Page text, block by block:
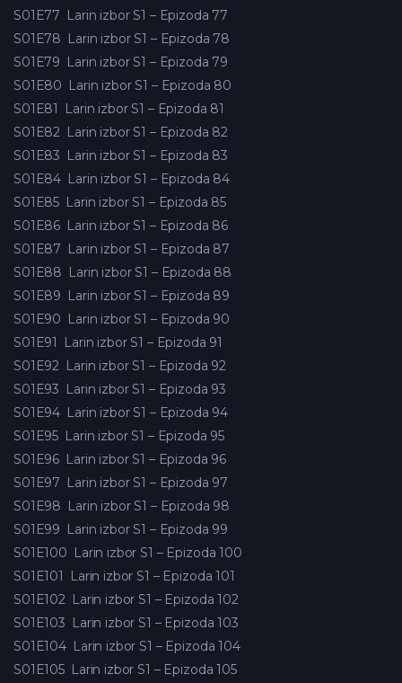
S01E77 Larin izbor S1 – Epizoda 77
S01E78 Larin izbor S1 – Epizoda 78
S01E79 Larin izbor S1 – Epizoda 79
S01E80 Larin izbor S1 – Epizoda 80
S01E81
Larin izbor S1 – Epizoda 81
S01E82 Larin izbor S1 – Epizoda 82
S01E83 Larin izbor S1 – Epizoda 83
S01E84 Larin izbor S1 – Epizoda 84
S01E85 Larin izbor S1 – Epizoda 85
S01E86 Larin izbor S1 – Epizoda 86
S01E87 Larin izbor S1 – Epizoda 87
S01E88 Larin izbor S1 – Epizoda 88
S01E89 Larin izbor S1 – Epizoda 89
S01E90 Larin izbor S1 – Epizoda 90
S01E91
Larin izbor S1 – Epizoda 91
S01E92 Larin izbor S1 – Epizoda 92
S01E93 Larin izbor S1 – Epizoda 93
S01E94 Larin izbor S1 – Epizoda 94
S01E95 Larin izbor S1 – Epizoda 95
S01E96 Larin izbor S1 – Epizoda 96
S01E97 Larin izbor S1 – Epizoda 97
S01E98 Larin izbor S1 – Epizoda 98
S01E99 Larin izbor S1 – Epizoda 99
S01E100 Larin izbor S1 – Epizoda 100
S01E101
Larin izbor S1 – Epizoda 101
S01E102 Larin izbor S1 – Epizoda 102
S01E103 Larin izbor S1 – Epizoda 103
S01E104 Larin izbor S1 – Epizoda 104
S01E105 Larin izbor S1 – Epizoda 105